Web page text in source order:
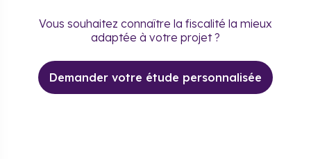
Vous souhaitez connaître la fiscalité la mieux
adaptée à votre projet ?
Demander votre étude personnalisée